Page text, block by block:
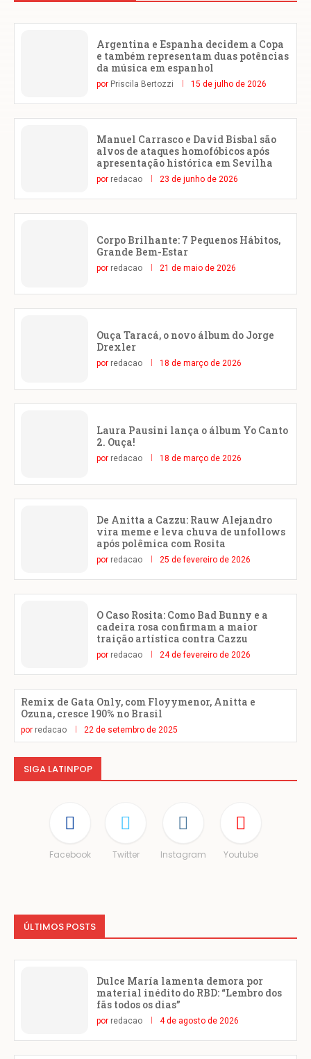
Argentina e Espanha decidem a Copa
e também representam duas potências
da música em espanhol
por Priscila Bertozzi 15 de julho de 2026
Manuel Carrasco e David Bisbal são
alvos de ataques homofóbicos após
apresentação histórica em Sevilha
por redacao 23 de junho de 2026
Corpo Brilhante: 7 Pequenos Hábitos,
Grande Bem-Estar
por redacao 21 de maio de 2026
Ouça Taracá, o novo álbum do Jorge
Drexler
por redacao 18 de março de 2026
Laura Pausini lança o álbum Yo Canto
2. Ouça!
por redacao 18 de março de 2026
De Anitta a Cazzu: Rauw Alejandro
vira meme e leva chuva de unfollows
após polêmica com Rosita
por redacao 25 de fevereiro de 2026
O Caso Rosita: Como Bad Bunny e a
cadeira rosa confirmam a maior
traição artística contra Cazzu
por redacao 24 de fevereiro de 2026
Remix de Gata Only, com Floyymenor, Anitta e
Ozuna, cresce 190% no Brasil
por redacao 22 de setembro de 2025
SIGA LATINPOP
Facebook Twitter Instagram Youtube
ÚLTIMOS POSTS
Dulce María lamenta demora por
material inédito do RBD: “Lembro dos
fãs todos os dias”
por redacao 4 de agosto de 2026